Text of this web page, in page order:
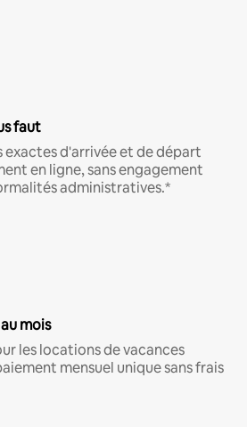
faut
exactes d'arrivée et de départ
en ligne, sans engagement
administratives.*
mois
les locations de vacances
mensuel unique sans frais